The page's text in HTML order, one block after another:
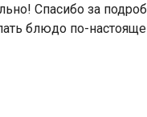
Спасибо за
блюдо по-